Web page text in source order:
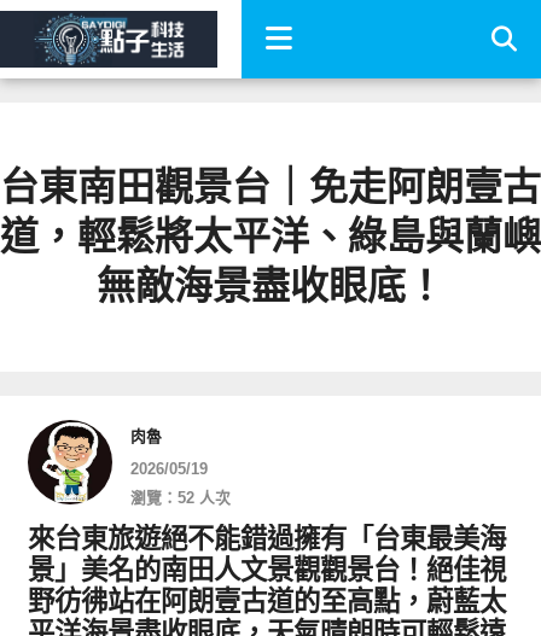
台東南田觀景台｜免走阿朗壹古
道，輕鬆將太平洋、綠島與蘭嶼
無敵海景盡收眼底！
肉魯
2026/05/19
瀏覽：52 人次
來台東旅遊絕不能錯過擁有「台東最美海
景」美名的南田人文景觀觀景台！絕佳視
野彷彿站在阿朗壹古道的至高點，蔚藍太